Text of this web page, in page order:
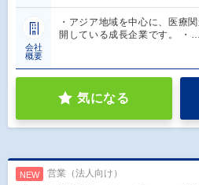
会社
概要
・アジア地域を中心に、医療
開している成長企業です。 ・…
気になる
NEW 営業（法人向け）